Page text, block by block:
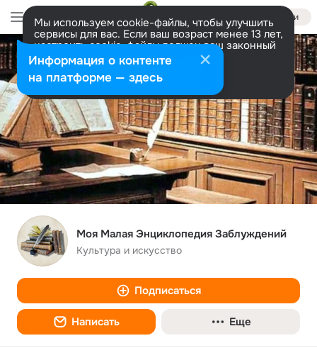
Войти
Мы используем cookie-файлы, чтобы улучшить
сервисы для вас. Если ваш возраст менее 13 лет,
настроить cookie-файлы должен ваш законный
представитель. Больше информации
Разрешить все Настроить
Моя Малая Энциклопедия Заблуждений
Культура и искусство
Подписаться
Написать Еще
Информация о контенте
на платформе — здесь